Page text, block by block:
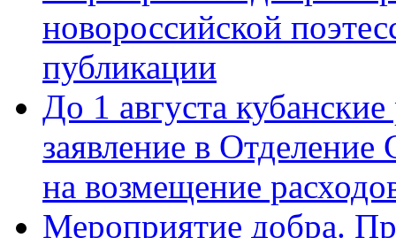
новороссийской
публикации
До 1 августа
заявление в
на возмещение
Мероприятие добра.